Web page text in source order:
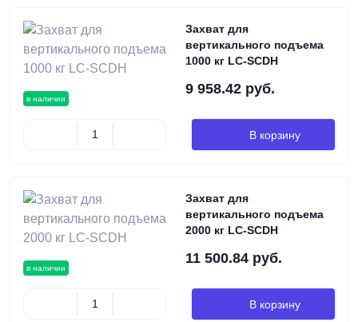
в наличии
Захват для
вертикального подъема
1000 кг LC-SCDH
9 958.42 руб.
В корзину
в наличии
Захват для
вертикального подъема
2000 кг LC-SCDH
11 500.84 руб.
В корзину